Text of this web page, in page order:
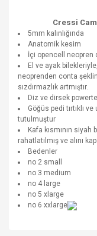
Cressi
5mm kalınlığında
Anatomik kesim
İçi opencell neopren
El ve ayak
neoprenden conta
sızdırmazlık artmıştır.
Diz ve dirsek
Göğüs pedi tırtıklı
tutulmuştur
Kafa kısmının
rahatlatılmış ve alını
Bedenler
no 2 small
no 3 medium
no 4 large
no 5 xlarge
no 6 xxlarge